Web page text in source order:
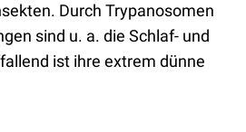
Durch Trypanosomen
sind u. a. die Schlaf- und
ist ihre extrem dünne